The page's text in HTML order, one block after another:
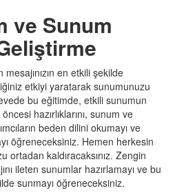
ve Sunum
en etkili şekilde
etkiyi yaratarak sunumunuzu
bu eğitimde, etkili sunumun
hazırlıklarını, sunum ve
beden dilini okumayı ve
öğreneceksiniz. Hemen herkesin
kaldıracaksınız. Zengin
ileten sunumlar hazırlamayı ve bu
sunmayı öğreneceksiniz.